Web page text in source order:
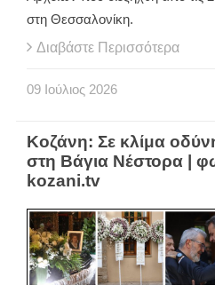
στη Θεσσαλονίκη.
Διαβάστε Περισσότερα
09 Ιούλιος 2026
Κοζάνη: Σε κλίμα
στη Βάγια Νέστορα |
kozani.tv